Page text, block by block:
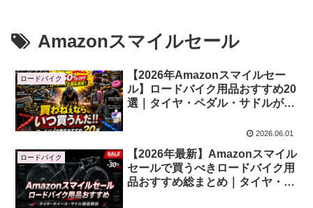
Amazonスマイルセール
ロードバイク
【2026年Amazonスマイルセー
ル】ロードバイク用品おすすめ20
選｜タイヤ・ペダル・サドルが大
2026.06.01
ロードバイク
【2026年最新】Amazonスマイル
セールで買うべきロードバイク用
品おすすめ総まとめ｜タイヤ・ホ